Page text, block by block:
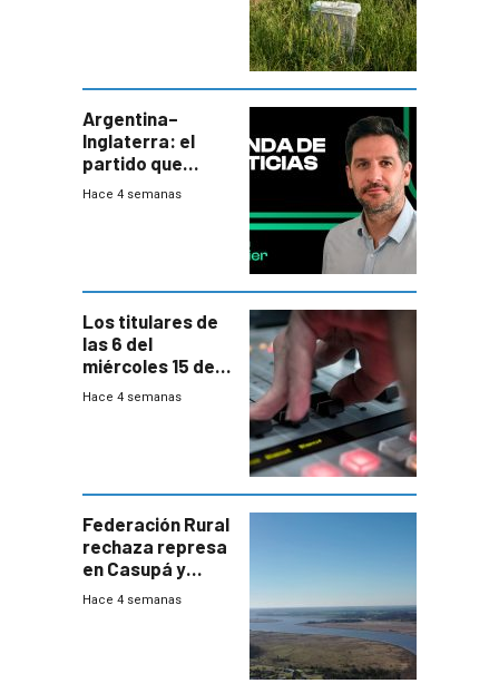
departamental
Argentina–
Inglaterra: el
partido que
nunca termina
Hace 4 semanas
Los titulares de
las 6 del
miércoles 15 de
julio de 2026
Hace 4 semanas
Federación Rural
rechaza represa
en Casupá y
firma demanda
Hace 4 semanas